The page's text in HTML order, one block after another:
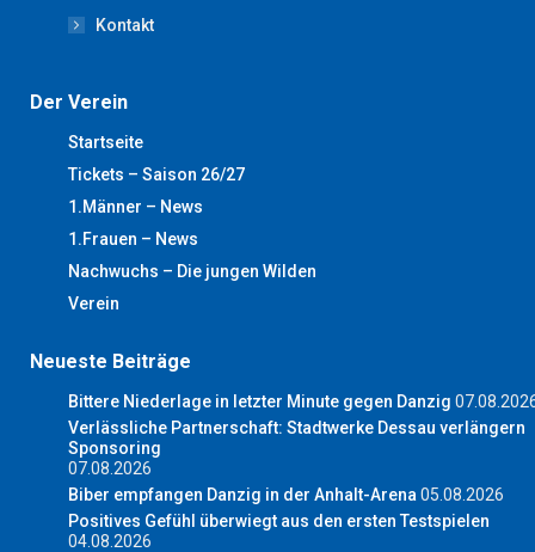
Kontakt
Der Verein
Startseite
Tickets – Saison 26/27
1.Männer – News
1.Frauen – News
Nachwuchs – Die jungen Wilden
Verein
Neueste Beiträge
Bittere Niederlage in letzter Minute gegen Danzig
Verlässliche Partnerschaft: Stadtwerke Dessau verlängern
Sponsoring
07.08.2026
Biber empfangen Danzig in der Anhalt-Arena 05.08.2026
Positives Gefühl überwiegt aus den ersten Testspielen
04.08.2026